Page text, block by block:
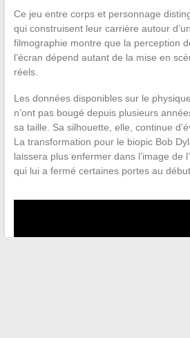
Ce jeu entre corps et personnage
qui construisent leur carrière autour
filmographie montre que la perception
l’écran dépend autant de la mise en
réels.
Les données disponibles sur le
n’ont pas bougé depuis plusieurs
sa taille. Sa silhouette, elle, continue
La transformation pour le biopic Bob
laissera plus enfermer dans l’image de
qui lui a fermé certaines portes au